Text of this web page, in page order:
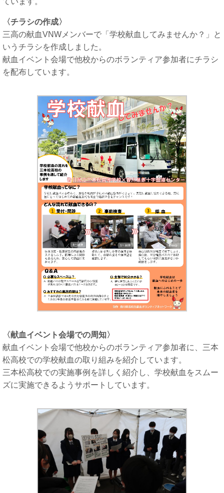
〈チラシの作成〉
三高の献血VNWメンバーで「学校献血してみませんか？」と
いうチラシを作成しました。
献血イベント会場で他校からのボランティア参加者にチラシ
を配布しています。
〈献血イベント会場での周知〉
献血イベント会場で他校からのボランティア参加者に、三本
松高校での学校献血の取り組みを紹介しています。
三本松高校での実施事例を詳しく紹介し、学校献血をスムー
ズに実施できるようサポートしています。